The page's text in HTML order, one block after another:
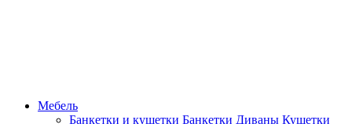
Мебель
Банкетки и кушетки Банкетки Диваны Кушетки